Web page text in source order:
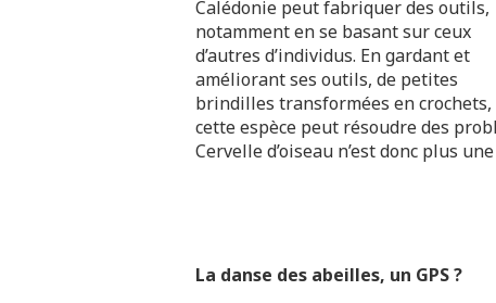
Calédonie peut fabriquer des outils,
notamment en se basant sur ceux
d’autres d’individus. En gardant et
améliorant ses outils, de petites
brindilles transformées en crochets,
cette espèce peut résoudre des
Cervelle d’oiseau n’est donc plus
La danse des abeilles, un GPS ?